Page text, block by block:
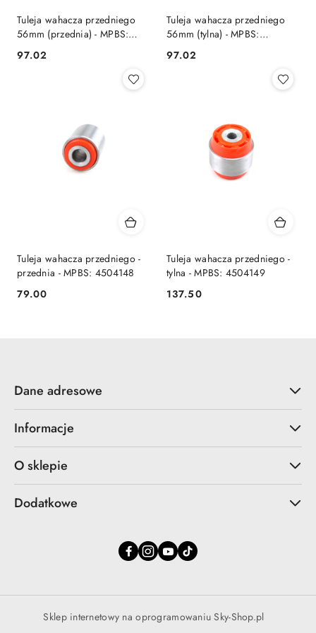
Tuleja wahacza przedniego
56mm (przednia) - MPBS:
4600748
Cena:
97.02
Tuleja wahacza przedniego
56mm (tylna) - MPBS:
4600749
Cena:
97.02
Tuleja wahacza przedniego -
przednia - MPBS: 4504148
Cena:
79.00
Tuleja wahacza przedniego -
tylna - MPBS: 4504149
Cena:
137.50
Dane adresowe
Informacje
O sklepie
Dodatkowe
Sklep internetowy na oprogramowaniu Sky-Shop.pl